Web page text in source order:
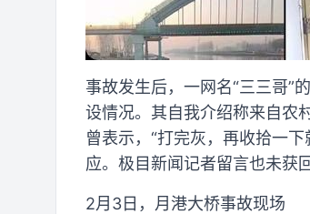
事故发生后，一网名“三三哥”
设情况。其自我介绍称来自农
曾表示，“打完灰，再收拾一
应。极目新闻记者留言也未获
2月3日，月港大桥事故现场